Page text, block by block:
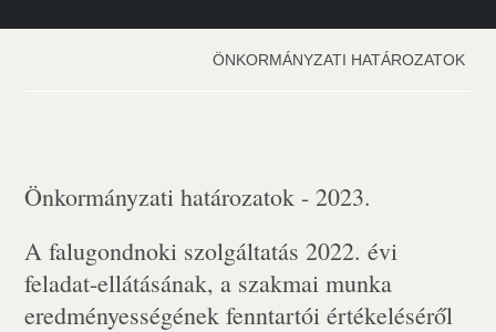
ÖNKORMÁNYZATI HATÁROZATOK
Önkormányzati határozatok - 2023.
A falugondnoki szolgáltatás 2022. évi
feladat-ellátásának, a szakmai munka
eredményességének fenntartói értékeléséről